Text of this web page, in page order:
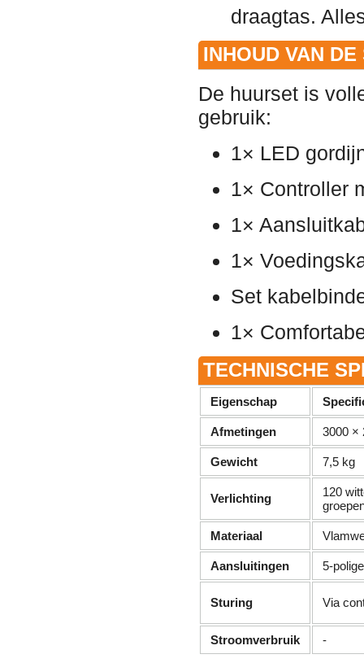
draagtas.
INHOUD VAN DE
De huurset is
gebruik:
1× LED
1× Controller
1×
1×
Set
1×
TECHNISCHE
Eigenschap
Afmetingen 3000 ×
Gewicht 7,5 kg
Verlichting
120
Materiaal
Aansluitingen 5-
Sturing Via
Stroomverbruik -